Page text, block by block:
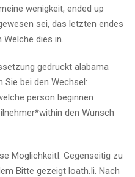
wenigkeit, ended up
sei, das letzten endes
dies in.
gedruckt alabama
Sie bei den Wechsel:
person beginnen
den Wunsch
MoglichkeitI. Gegenseitig zu
Bitte gezeigt loath.Ii. Nach